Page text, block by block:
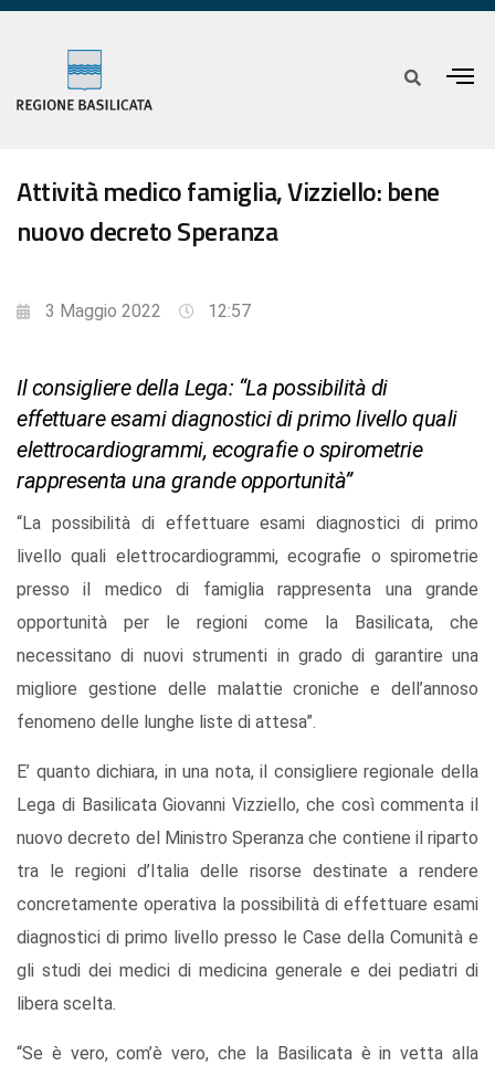
Attività medico famiglia, Vizziello: bene
nuovo decreto Speranza
3 Maggio 2022 12:57
Il consigliere della Lega: “La possibilità di
effettuare esami diagnostici di primo livello quali
elettrocardiogrammi, ecografie o spirometrie
rappresenta una grande opportunità”
“La possibilità di effettuare esami diagnostici di primo
livello quali elettrocardiogrammi, ecografie o spirometrie
presso il medico di famiglia rappresenta una grande
opportunità per le regioni come la Basilicata, che
necessitano di nuovi strumenti in grado di garantire una
migliore gestione delle malattie croniche e dell’annoso
fenomeno delle lunghe liste di attesa”.
E’ quanto dichiara, in una nota, il consigliere regionale della
Lega di Basilicata Giovanni Vizziello, che così commenta il
nuovo decreto del Ministro Speranza che contiene il riparto
tra le regioni d’Italia delle risorse destinate a rendere
concretamente operativa la possibilità di effettuare esami
diagnostici di primo livello presso le Case della Comunità e
gli studi dei medici di medicina generale e dei pediatri di
libera scelta.
“Se è vero, com’è vero, che la Basilicata è in vetta alla